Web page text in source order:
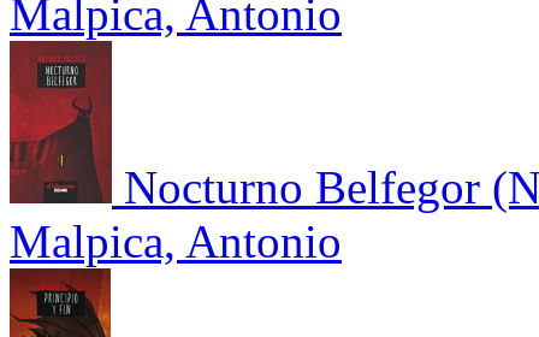
Malpica, Antonio
Nocturno Belfegor
Malpica, Antonio